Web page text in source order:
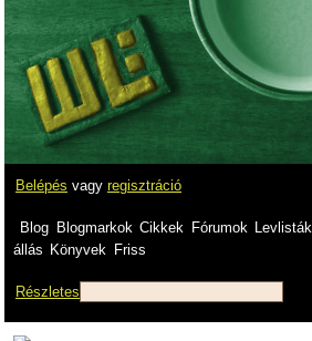
Belépés vagy regisztráció
Blog Blogmarkok Cikkek Fórumok Levlisták
állás Könyvek Friss
Részletes